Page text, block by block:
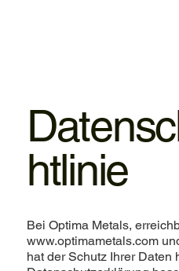
htlinie
Bei Optima Metals,
www.optimametals.com
hat der Schutz Ihrer Daten